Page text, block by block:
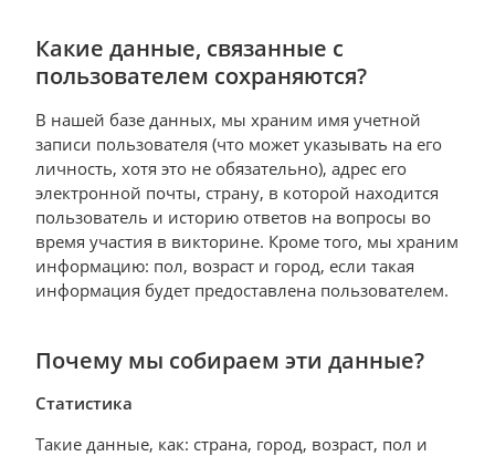
Какие данные, связанные с
пользователем сохраняются?
В нашей базе данных, мы храним имя учетной
записи пользователя (что может указывать на его
личность, хотя это не обязательно), адрес его
электронной почты, страну, в которой находится
пользователь и историю ответов на вопросы во
время участия в викторине. Кроме того, мы храним
информацию: пол, возраст и город, если такая
информация будет предоставлена пользователем.
Почему мы собираем эти данные?
Статистика
Такие данные, как: страна, город, возраст, пол и